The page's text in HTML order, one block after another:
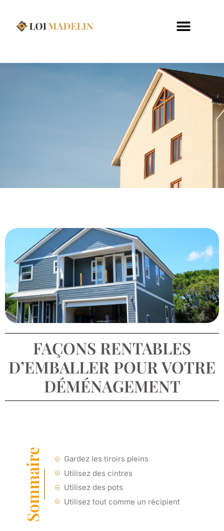
FAÇONS RENTABLES
D’EMBALLER POUR VOTRE
DÉMÉNAGEMENT
Sommaire
Gardez les tiroirs pleins
Utilisez des cintres
Utilisez des pots
Utilisez tout comme un récipient